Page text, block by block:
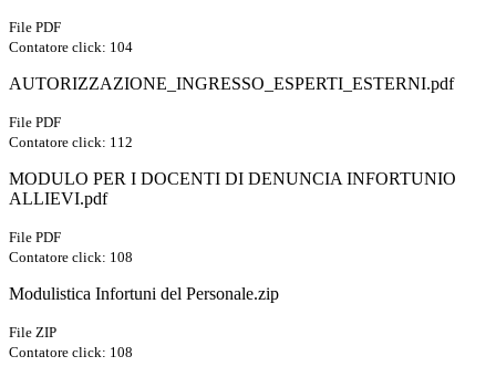
File PDF
Contatore click: 104
AUTORIZZAZIONE_INGRESSO_ESPERTI_ESTERNI.pdf
File PDF
Contatore click: 112
MODULO PER I DOCENTI DI DENUNCIA INFORTUNIO
ALLIEVI.pdf
File PDF
Contatore click: 108
Modulistica Infortuni del Personale.zip
File ZIP
Contatore click: 108